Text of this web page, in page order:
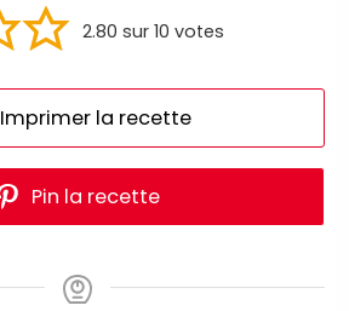
2.80 sur 10 votes
Imprimer la recette
Pin la recette